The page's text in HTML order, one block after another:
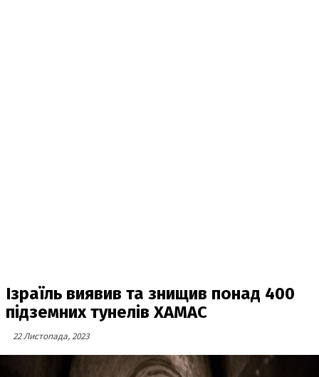
Ізраїль виявив та знищив понад 400
підземних тунелів ХАМАС
22 Листопада, 2023